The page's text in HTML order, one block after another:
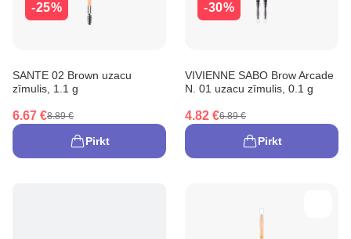
-25%
SANTE 02 Brown uzacu
zīmulis, 1.1 g
6.67 €8.89 €
Pirkt
-30%
VIVIENNE SABO Brow Arcade
N. 01 uzacu zīmulis, 0.1 g
4.82 €6.89 €
Pirkt